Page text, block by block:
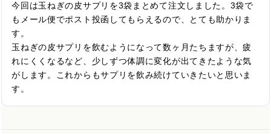
今回は玉ねぎの皮サプリを3袋まとめて注文しました。3袋で
もメール便でポスト投函してもらえるので、とても助かりま
す。
玉ねぎの皮サプリを飲むようになって数ヶ月たちますが、疲
れにくくなるなど、少しずつ体調に変化が出てきたような気
がします。これからもサプリを飲み続けていきたいと思いま
す。